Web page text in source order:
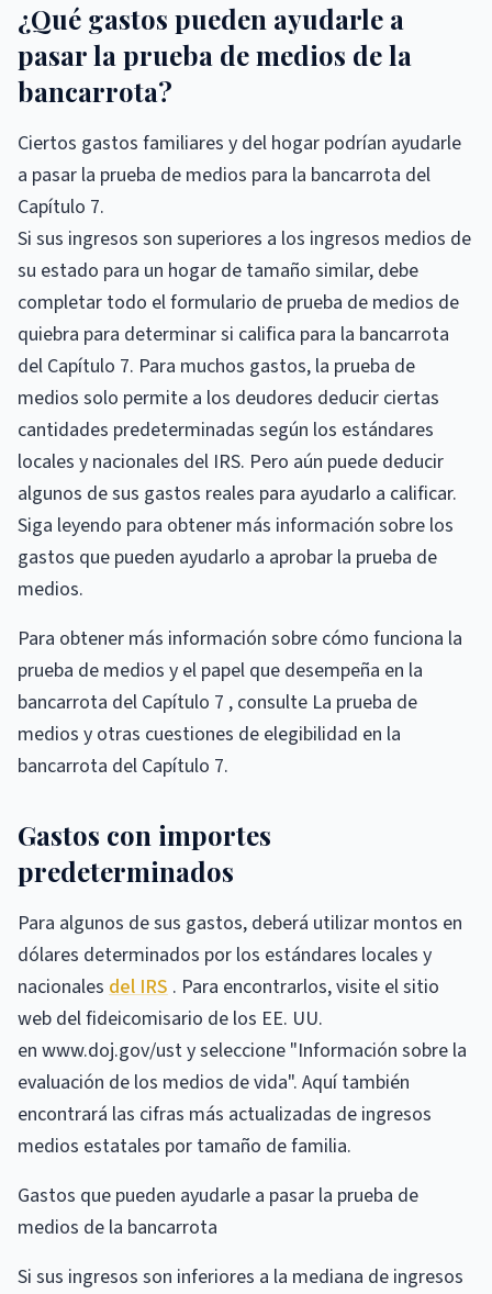
¿Qué gastos pueden ayudarle a
pasar la prueba de medios de la
bancarrota?
Ciertos gastos familiares y del hogar podrían ayudarle
a pasar la prueba de medios para la bancarrota del
Capítulo 7.
Si sus ingresos son superiores a los ingresos medios de
su estado para un hogar de tamaño similar, debe
completar todo el formulario de prueba de medios de
quiebra para determinar si califica para la bancarrota
del Capítulo 7. Para muchos gastos, la prueba de
medios solo permite a los deudores deducir ciertas
cantidades predeterminadas según los estándares
locales y nacionales del IRS. Pero aún puede deducir
algunos de sus gastos reales para ayudarlo a calificar.
Siga leyendo para obtener más información sobre los
gastos que pueden ayudarlo a aprobar la prueba de
medios.
Para obtener más información sobre cómo funciona la
prueba de medios y el papel que desempeña en la
bancarrota del Capítulo 7 , consulte La prueba de
medios y otras cuestiones de elegibilidad en la
bancarrota del Capítulo 7.
Gastos con importes
predeterminados
Para algunos de sus gastos, deberá utilizar montos en
dólares determinados por los estándares locales y
nacionales del IRS . Para encontrarlos, visite el sitio
web del fideicomisario de los EE. UU.
en www.doj.gov/ust y seleccione "Información sobre la
evaluación de los medios de vida". Aquí también
encontrará las cifras más actualizadas de ingresos
medios estatales por tamaño de familia.
Gastos que pueden ayudarle a pasar la prueba de
medios de la bancarrota
Si sus ingresos son inferiores a la mediana de ingresos